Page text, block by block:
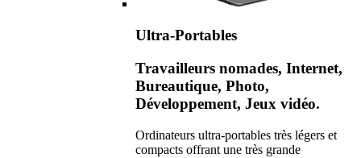
Ultra-Portables
Travailleurs nomades, Internet,
Bureautique, Photo,
Développement, Jeux vidéo.
Ordinateurs ultra-portables très légers et
compacts offrant une très grande